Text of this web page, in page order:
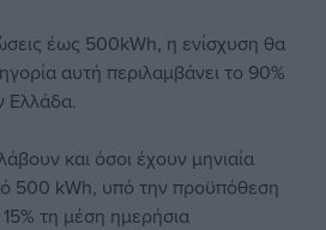
έως 500kWh, η ενίσχυση θα
αυτή περιλαμβάνει το 90%
Ελλάδα.
και όσοι έχουν μηνιαία
500 kWh, υπό την προϋπόθεση
τη μέση ημερήσια